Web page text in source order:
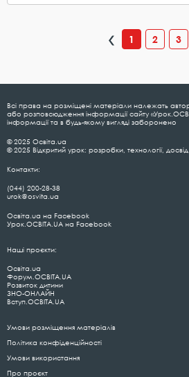
1 2 3
Всі права на розміщені матеріали належать
або розповсюдження інформації сайту
інформації та в будь-якому вигляді заборонено
© 2025 Освіта.ua
© 2025 Відкритий урок: розробки, технології, досвід
Контакти:
(044) 200-28-38
urok@osvita.ua
Освіта.ua на Facebook
Урок.ОСВІТА.UA на Facebook
Наші проєкти:
Освіта.ua
Форум.ОСВІТА.UA
Розвиток дитини
ЗНО-ОНЛАЙН
Вступ.ОСВІТА.UA
Умови розміщення матеріалів
Політика конфіденційності
Умови використання
Про проєкт